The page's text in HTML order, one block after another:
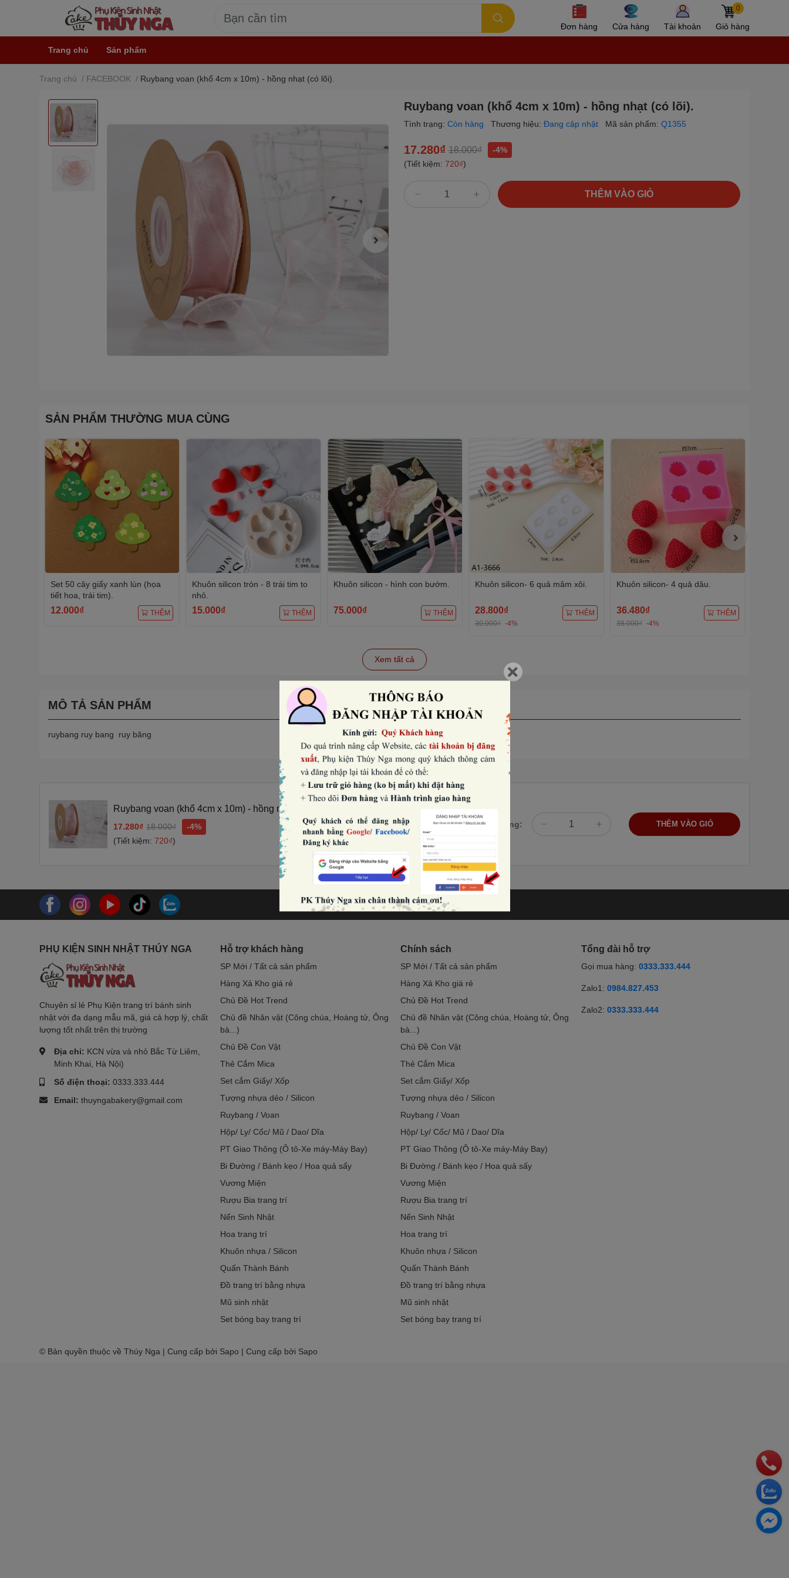
Đơn hàng Cửa hàng Tài khoản
0
Giỏ hàng
Trang chủ Sản phẩm
Trang chủ / FACEBOOK / Ruybang voan (khổ 4cm x 10m) - hồng nhạt (có lõi).
Ruybang voan (khổ 4cm x 10m) - hồng nhạt (có lõi).
Tình trạng: Còn hàng Thương hiệu: Đang cập nhật Mã sản phẩm: Q1355
17.280₫ 18.000₫
-4%
(Tiết kiệm: 720₫)
THÊM VÀO GIỎ
SẢN PHẨM THƯỜNG MUA CÙNG
Set 50 cây giấy xanh lùn (họa
tiết hoa, trái tim).
12.000₫ THÊM
Khuôn silicon tròn - 8 trái tim to
nhỏ.
15.000₫ THÊM
Khuôn silicon - hình con bướm.
75.000₫ THÊM
Khuôn silicon- 6 quả mâm xôi.
28.800₫
30.000₫ -4%
THÊM
Khuôn silicon- 4 quả dâu.
36.480₫
38.000₫ -4%
THÊM
Xem tất cả
MÔ TẢ SẢN PHẨM
ruybang ruy bang ruy băng
Ruybang voan (khổ 4cm x 10m) - hồng nhạt (có lõi).
17.280₫ 18.000₫
-4%
(Tiết kiệm: 720₫)
Số lượng: THÊM VÀO GIỎ
PHỤ KIỆN SINH NHẬT THÚY NGA
Chuyên sỉ lẻ Phụ Kiện trang trí bánh sinh
nhật với đa dạng mẫu mã, giá cả hợp lý, chất
lượng tốt nhất trên thị trường
Địa chỉ: KCN vừa và nhỏ Bắc Từ Liêm,
Minh Khai, Hà Nội)
Số điện thoại: 0333.333.444
Email: thuyngabakery@gmail.com
Hỗ trợ khách hàng
SP Mới / Tất cả sản phẩm
Hàng Xả Kho giá rẻ
Chủ Đề Hot Trend
Chủ đề Nhân vật (Công chúa, Hoàng tử, Ông
bà...)
Chủ Đề Con Vật
Thẻ Cắm Mica
Set cắm Giấy/ Xốp
Tượng nhựa dẻo / Silicon
Ruybang / Voan
Hộp/ Ly/ Cốc/ Mũ / Dao/ Dĩa
PT Giao Thông (Ô tô-Xe máy-Máy Bay)
Bi Đường / Bánh kẹo / Hoa quả sấy
Vương Miện
Rượu Bia trang trí
Nến Sinh Nhật
Hoa trang trí
Khuôn nhựa / Silicon
Quấn Thành Bánh
Đồ trang trí bằng nhựa
Mũ sinh nhật
Set bóng bay trang trí
Chính sách
SP Mới / Tất cả sản phẩm
Hàng Xả Kho giá rẻ
Chủ Đề Hot Trend
Chủ đề Nhân vật (Công chúa, Hoàng tử, Ông
bà...)
Chủ Đề Con Vật
Thẻ Cắm Mica
Set cắm Giấy/ Xốp
Tượng nhựa dẻo / Silicon
Ruybang / Voan
Hộp/ Ly/ Cốc/ Mũ / Dao/ Dĩa
PT Giao Thông (Ô tô-Xe máy-Máy Bay)
Bi Đường / Bánh kẹo / Hoa quả sấy
Vương Miện
Rượu Bia trang trí
Nến Sinh Nhật
Hoa trang trí
Khuôn nhựa / Silicon
Quấn Thành Bánh
Đồ trang trí bằng nhựa
Mũ sinh nhật
Set bóng bay trang trí
Tổng đài hỗ trợ
Gọi mua hàng: 0333.333.444
Zalo1: 0984.827.453
Zalo2: 0333.333.444
© Bản quyền thuộc về Thúy Nga | Cung cấp bởi Sapo | Cung cấp bởi Sapo